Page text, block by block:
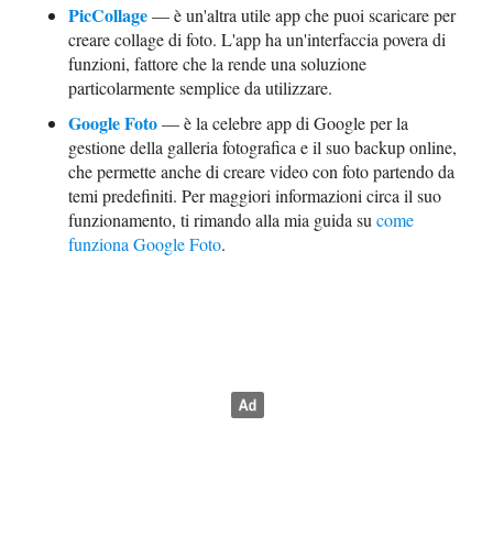
PicCollage— è un'altra utile app che puoi scaricare per
creare collage di foto. L'app ha un'interfaccia povera di
funzioni, fattore che la rende una soluzione
particolarmente semplice da utilizzare.
Google Foto— è la celebre app di Google per la
gestione della galleria fotografica e il suo backup online,
che permette anche di creare video con foto partendo da
temi predefiniti. Per maggiori informazioni circa il suo
funzionamento, ti rimando alla mia guida sucome
funziona Google Foto.